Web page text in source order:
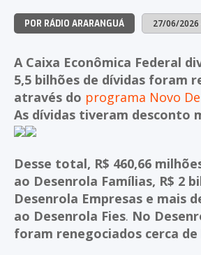
POR RÁDIO ARARANGUÁ 27/06/2026
A Caixa Econômica Federal
5,5 bilhões de dívidas foram
através do programa Novo
As dívidas tiveram desconto
Desse total, R$ 460,66
ao Desenrola Famílias, R$ 2
Desenrola Empresas e mais
ao Desenrola Fies. No
foram renegociados cerca de